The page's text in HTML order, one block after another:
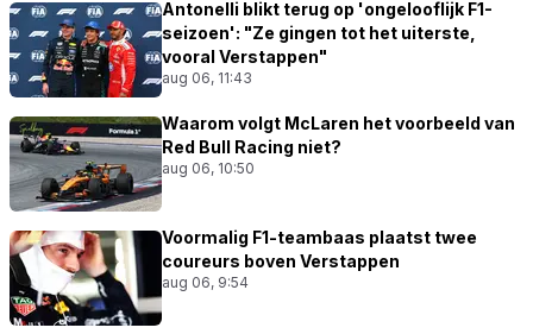
Antonelli blikt terug op 'ongelooflijk F1-
seizoen': "Ze gingen tot het uiterste,
vooral Verstappen"
aug 06, 11:43
Waarom volgt McLaren het voorbeeld van
Red Bull Racing niet?
aug 06, 10:50
Voormalig F1-teambaas plaatst twee
coureurs boven Verstappen
aug 06, 9:54